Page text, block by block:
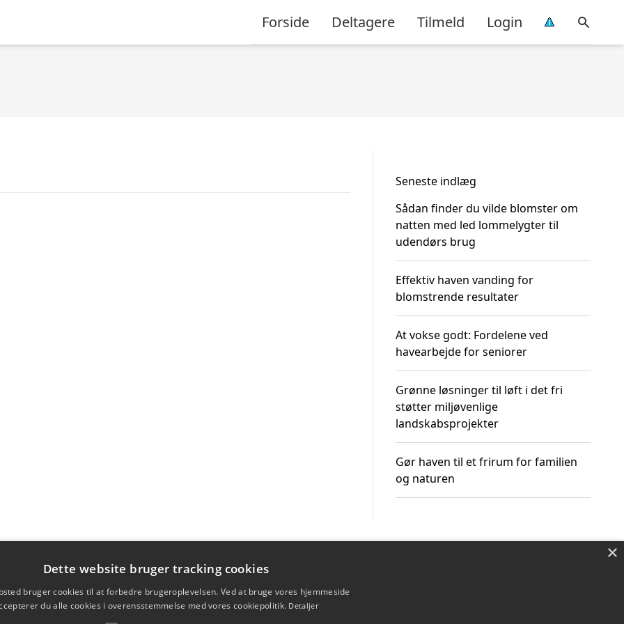
Forside Deltagere Tilmeld Login
Seneste indlæg
Sådan finder du vilde blomster om
natten med led lommelygter til
udendørs brug
Effektiv haven vanding for
blomstrende resultater
At vokse godt: Fordelene ved
havearbejde for seniorer
Grønne løsninger til løft i det fri
støtter miljøvenlige
landskabsprojekter
Gør haven til et frirum for familien
og naturen
×
Dette website bruger tracking cookies
bruger cookies til at forbedre brugeroplevelsen. Ved at bruge vores hjemmeside
du alle cookies i overensstemmelse med vores cookiepolitik. Detaljer